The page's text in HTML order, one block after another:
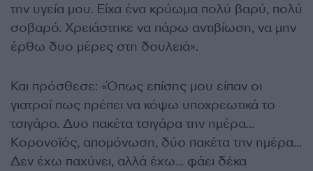
την υγεία μου. Είχα ένα κρύωμα πολύ βαρύ, πολύ
σοβαρό. Χρειάστηκε να πάρω αντιβίωση, να μην
έρθω δυο μέρες στη δουλειά».
Και πρόσθεσε: «Όπως επίσης μου είπαν οι
γιατροί πως πρέπει να κόψω υποχρεωτικά το
τσιγάρο. Δυο πακέτα τσιγάρα την ημέρα…
Κορονοϊός, απομόνωση, δύο πακέτα την ημέρα…
Δεν έχω παχύνει, αλλά έχω… φάει δέκα